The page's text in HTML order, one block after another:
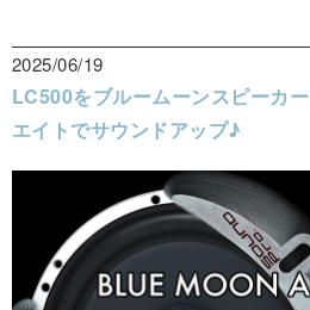
2025/06/19
LC500をブルームーンスピーカ
エイトでサウンドアップ♪